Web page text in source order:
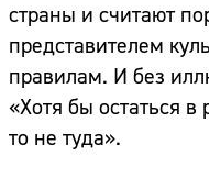
страны и считают
представителем
правилам. И без
«Хотя бы остаться в
то не туда».